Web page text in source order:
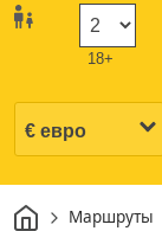
18+
ДомМаршруты